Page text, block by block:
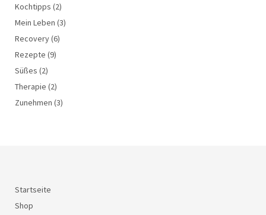
Kochtipps (2)
Mein Leben (3)
Recovery(6)
Rezepte (9)
Süßes (2)
Therapie (2)
Zunehmen (3)
Startseite
Shop